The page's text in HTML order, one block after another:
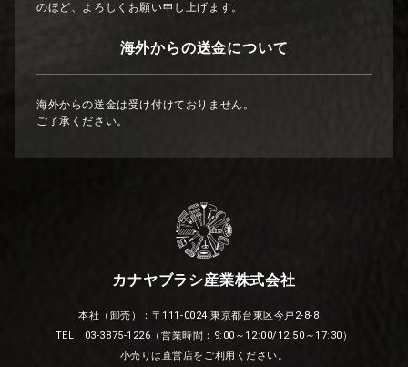
のほど、よろしくお願い申し上げます。
海外からの送金について
海外からの送金は受け付けておりません。
ご了承ください。
カナヤブラシ産業株式会社
本社（卸売）：〒111-0024 東京都台東区今戸2-8-8
TEL 03-3875-1226（営業時間：9:00～12:00/12:50～17:30）
小売りは直営店をご利用ください。